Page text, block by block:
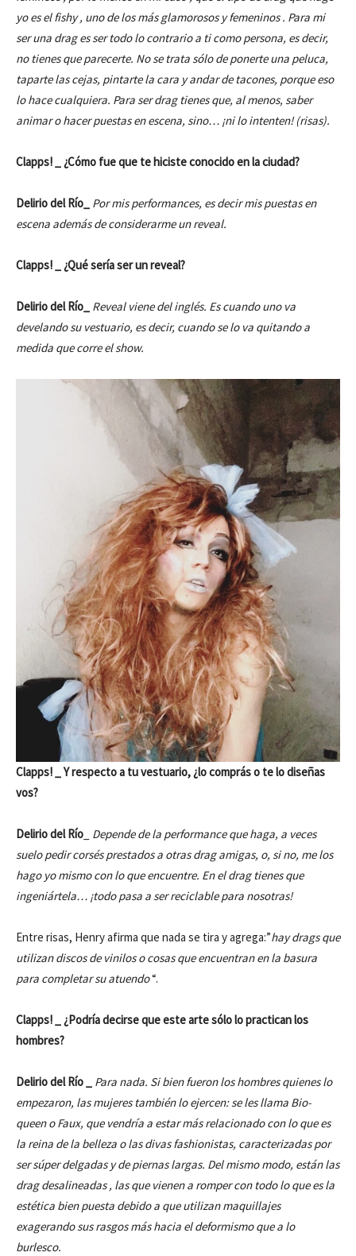
yo es el fishy , uno de los más glamorosos y femeninos . Para mi
ser una drag es ser todo lo contrario a ti como persona, es decir,
no tienes que parecerte. No se trata sólo de ponerte una peluca,
taparte las cejas, pintarte la cara y andar de tacones, porque eso
lo hace cualquiera. Para ser drag tienes que, al menos, saber
animar o hacer puestas en escena, sino… ¡ni lo intenten! (risas).
Clapps! _ ¿Cómo fue que te hiciste conocido en la ciudad?
Delirio del Río_
Por mis performances, es decir mis puestas en
escena además de considerarme un reveal.
Clapps! _ ¿Qué sería ser un reveal?
Delirio del Río_ Reveal viene del inglés. Es cuando uno va
develando su vestuario, es decir, cuando se lo va quitando a
medida que corre el show.
Clapps! _ Y respecto a tu vestuario, ¿lo comprás o te lo diseñas
vos?
Delirio del Río
Depende de la performance que haga, a veces
suelo pedir corsés prestados a otras drag amigas, o, si no, me los
hago yo mismo con lo que encuentre. En el drag tienes que
ingeniártela… ¡todo pasa a ser reciclable para nosotras!
Entre risas, Henry afirma que nada se tira y agrega:”hay drags que
utilizan discos de vinilos o cosas que encuentran en la basura
para completar su atuendo“.
Clapps! _ ¿Podría decirse que este arte sólo lo practican los
hombres?
Delirio del Río _
Para nada. Si bien fueron los hombres quienes lo
empezaron, las mujeres también lo ejercen: se les llama Bio-
queen o Faux, que vendría a estar más relacionado con lo que es
la reina de la belleza o las divas fashionistas, caracterizadas por
ser súper delgadas y de piernas largas. Del mismo modo, están las
drag desalineadas , las que vienen a romper con todo lo que es la
estética bien puesta debido a que utilizan maquillajes
exagerando sus rasgos más hacia el deformismo que a lo
burlesco.